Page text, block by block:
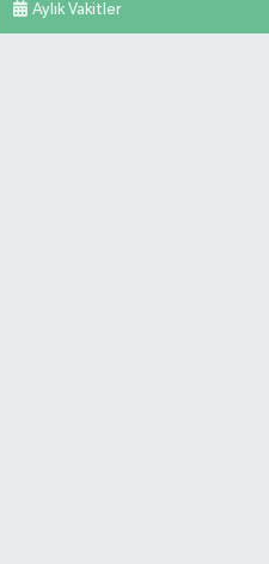
Aylık Vakitler